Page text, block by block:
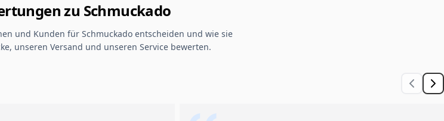
zu Schmuckado
und Kunden für Schmuckado entscheiden und wie sie
unseren Versand und unseren Service bewerten.